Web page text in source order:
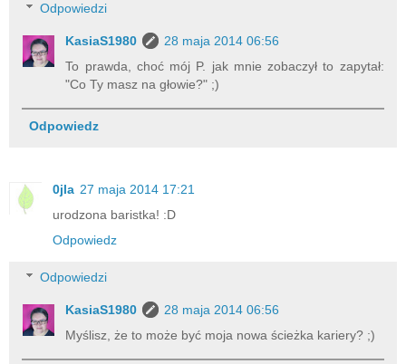
Odpowiedzi
KasiaS1980
28 maja 2014 06:56
To prawda, choć mój P. jak mnie zobaczył to zapytał:
"Co Ty masz na głowie?" ;)
Odpowiedz
0jla 27 maja 2014 17:21
urodzona baristka! :D
Odpowiedz
Odpowiedzi
KasiaS1980
28 maja 2014 06:56
Myślisz, że to może być moja nowa ścieżka kariery? ;)